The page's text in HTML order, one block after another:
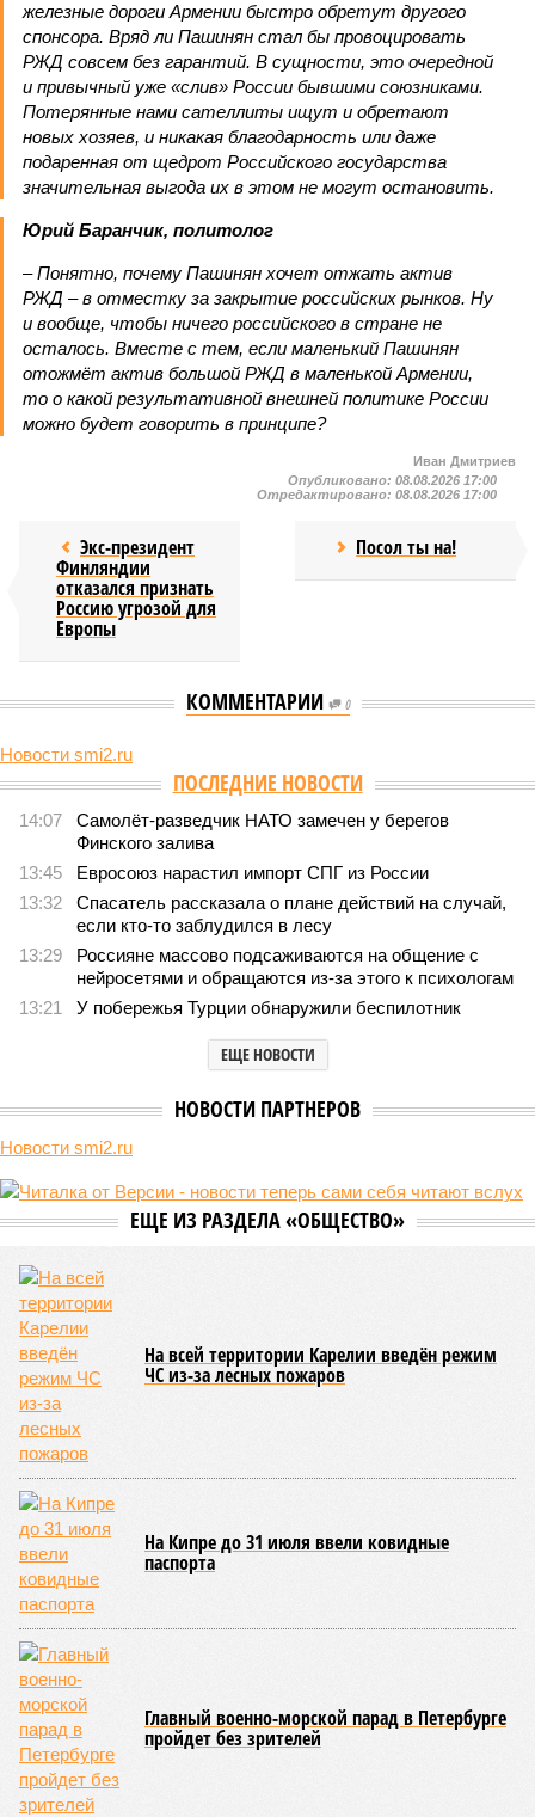
железные дороги Армении быстро обретут другого
спонсора. Вряд ли Пашинян стал бы провоцировать
РЖД совсем без гарантий. В сущности, это очередной
и привычный уже «слив» России бывшими союзниками.
Потерянные нами сателлиты ищут и обретают
новых хозяев, и никакая благодарность или даже
подаренная от щедрот Российского государства
значительная выгода их в этом не могут остановить.
Юрий Баранчик, политолог
– Понятно, почему Пашинян хочет отжать актив
РЖД – в отместку за закрытие российских рынков. Ну
и вообще, чтобы ничего российского в стране не
осталось. Вместе с тем, если маленький Пашинян
отожмёт актив большой РЖД в маленькой Армении,
то о какой результативной внешней политике России
можно будет говорить в принципе?
Иван Дмитриев
Опубликовано: 08.08.2026 17:00
Отредактировано: 08.08.2026 17:00
Экс-президент
Финляндии
отказался признать
Россию угрозой для
Европы
Посол ты на!
КОММЕНТАРИИ 0
Новости smi2.ru
В нескольких станциях от уже сданного
«Сказочного леса» пайщики ЖК «Станция Л» продолжают ждать от
компании Capital Group начала реальной достройки
В нескольких станциях от уже сданного «Сказочного
леса» пайщики ЖК «Станция Л» продолжают ждать от
компании Capital Group начала реальной достройки
«Станция ожидания» для дольщиков
В нескольких станциях от уже сданного «Сказочного леса» пайщики ЖК
«Станция Л» продолжают ждать от компании Capital Group начала
реальной достройки (изображение сгенерировано ИИ)
Пока в Ярославском районе СВАО дольщики «Сказочного леса»
уже получают ключи – в мае 2026 года были получены
заключение о соответствии проектной документации и
разрешение на ввод жилищного комплекса в эксплуатацию –
совсем недалеко, в паре станций метро южнее, на Люблинской
улице, картина, можно сказать, прямо противоположная.
ЖК «Светлый мир «Станция Л»: та же группа компаний-
банкрот Seven Suns Development, та же
схема достройки через Capital Group осенью 2024 года, но
за прошедшие два года результатов, по словам дольщиков,